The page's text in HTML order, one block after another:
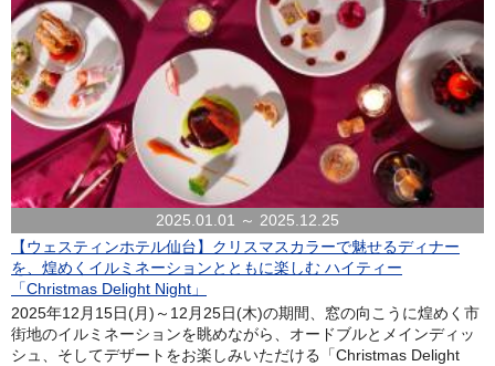
2025.01.01 ～ 2025.12.25
【ウェスティンホテル仙台】クリスマスカラーで魅せるディナー
を、煌めくイルミネーションとともに楽しむ ハイティー
「Christmas Delight Night」
2025年12月15日(月)～12月25日(木)の期間、窓の向こうに煌めく市
街地のイルミネーションを眺めながら、オードブルとメインディッ
シュ、そしてデザートをお楽しみいただける「Christmas Delight